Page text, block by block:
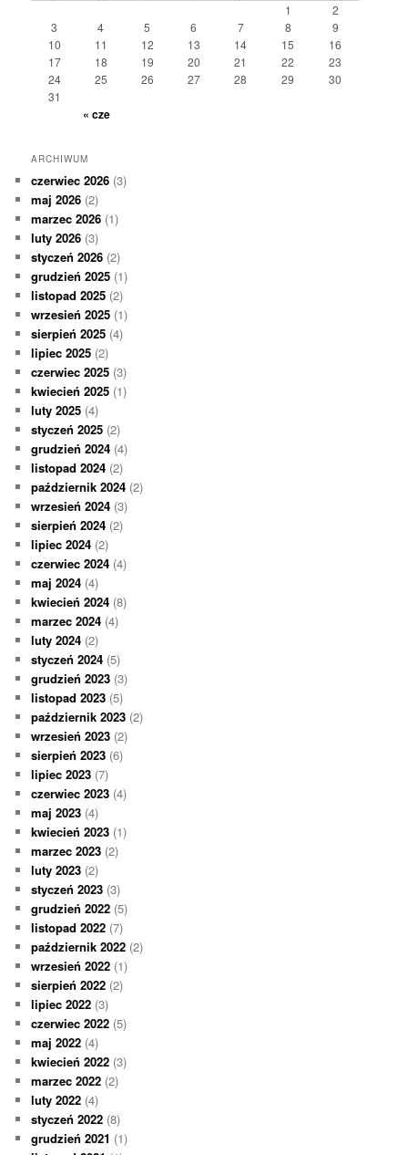
1
2
3
4 5 6 7 8
9
10
11 12 13 14 15
16
17
18 19 20 21 22
23
24
25 26 27 28 29
30
31
« cze
ARCHIWUM
czerwiec 2026 (3)
maj 2026 (2)
marzec 2026 (1)
luty 2026 (3)
styczeń 2026 (2)
grudzień 2025 (1)
listopad 2025 (2)
wrzesień 2025 (1)
sierpień 2025 (4)
lipiec 2025 (2)
czerwiec 2025 (3)
kwiecień 2025 (1)
luty 2025 (4)
styczeń 2025 (2)
grudzień 2024 (4)
listopad 2024 (2)
październik 2024 (2)
wrzesień 2024 (3)
sierpień 2024 (2)
lipiec 2024 (2)
czerwiec 2024 (4)
maj 2024 (4)
kwiecień 2024 (8)
marzec 2024 (4)
luty 2024 (2)
styczeń 2024 (5)
grudzień 2023 (3)
listopad 2023 (5)
październik 2023 (2)
wrzesień 2023 (2)
sierpień 2023 (6)
lipiec 2023 (7)
czerwiec 2023 (4)
maj 2023 (4)
kwiecień 2023 (1)
marzec 2023 (2)
luty 2023 (2)
styczeń 2023 (3)
grudzień 2022 (5)
listopad 2022 (7)
październik 2022 (2)
wrzesień 2022 (1)
sierpień 2022 (2)
lipiec 2022 (3)
czerwiec 2022 (5)
maj 2022 (4)
kwiecień 2022 (3)
marzec 2022 (2)
luty 2022 (4)
styczeń 2022 (8)
grudzień 2021 (1)